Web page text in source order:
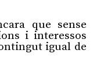
que sense
i interessos
igual de